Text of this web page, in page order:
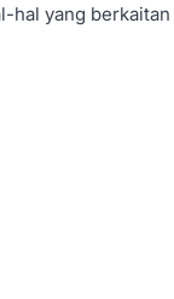
hal yang berkaitan